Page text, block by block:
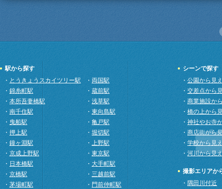
駅から探す
・ とうきょうスカイツリー駅 ・ 両国駅
・ 錦糸町駅 ・ 蔵前駅
・ 本所吾妻橋駅 ・ 浅草駅
・ 南千住駅 ・ 東向島駅
・ 曳船駅 ・ 亀戸駅
・ 押上駅 ・ 堀切駅
・ 鐘ヶ淵駅 ・ 上野駅
・ 京成上野駅 ・ 東京駅
・ 日本橋駅 ・ 大手町駅
・ 京橋駅 ・ 三越前駅
・ 茅場町駅 ・ 門前仲町駅
シーンで探す
・ 公園から見
・ 交差点から
・ 商業施設か
・ 橋の上から
・ 神社やお寺
・ 商店街から
・ 学校から見
・ 河川から見
撮影エリアか
・ 隅田川付近